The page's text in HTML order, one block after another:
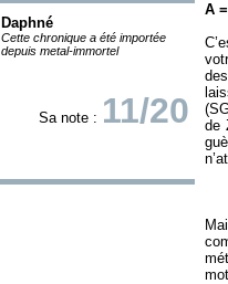
Daphné
Cette chronique a été importée
depuis metal-immortel
Sa note : 11/20
A
de